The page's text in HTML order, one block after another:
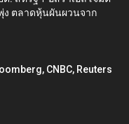
ตลาดหุ้นผันผวนจาก
CNBC, Reuters